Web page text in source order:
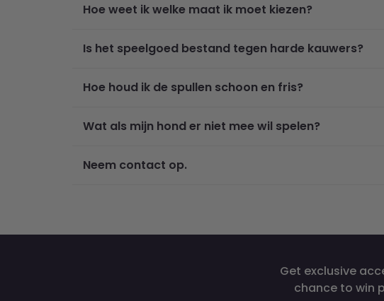
Hoe weet ik welke maat ik moet kiezen?
Is het speelgoed bestand tegen harde kauwers?
Hoe houd ik de spullen schoon en fris?
Wat als mijn hond er niet mee wil spelen?
Neem contact op.
Get exclusive
chance to win